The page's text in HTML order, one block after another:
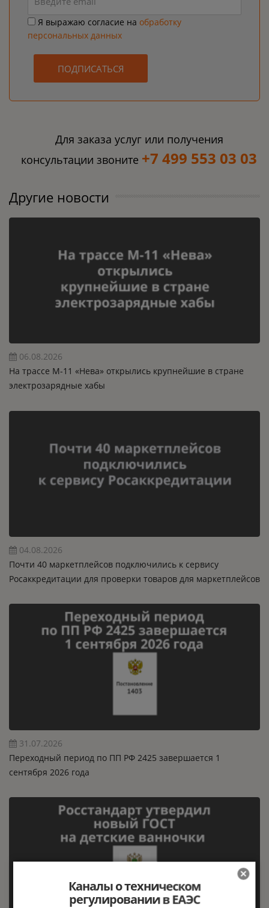
Я выражаю согласие на обработку
персональных данных
ПОДПИСАТЬСЯ
Для заказа услуг или получения
консультации звоните +7 499 553 03 03
Другие новости
06.08.2026
На трассе М-11 «Нева» открылись крупнейшие в стране
электрозарядные хабы
04.08.2026
Почти 40 маркетплейсов подключились к сервису
Росаккредитации для проверки товаров для маркетплейсов
31.07.2026
Переходный период по ПП РФ 2425 завершается 1
сентября 2026 года
Каналы о техническом
регулировании в ЕАЭС